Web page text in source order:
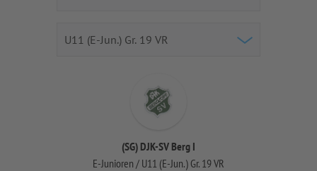
(SG) DJK-SV Berg I
E-Junioren / U11 (E-Jun.) Gr. 19 VR